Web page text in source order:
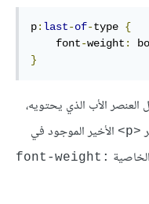
p: last-of-type {
    font
-weight :
}
العنصر الأب الذي يحتويه،
<p>
الأخير الموجود في
font-weight: